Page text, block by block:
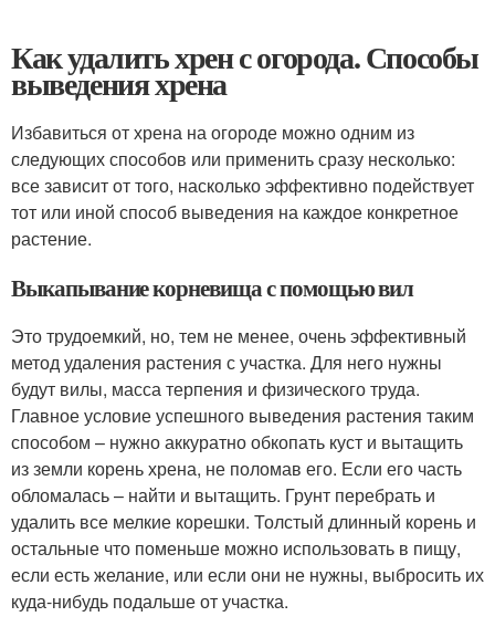
Как удалить хрен с огорода. Способы
выведения хрена
Избавиться от хрена на огороде можно одним из
следующих способов или применить сразу несколько:
все зависит от того, насколько эффективно подействует
тот или иной способ выведения на каждое конкретное
растение.
Выкапывание корневища с помощью вил
Это трудоемкий, но, тем не менее, очень эффективный
метод удаления растения с участка. Для него нужны
будут вилы, масса терпения и физического труда.
Главное условие успешного выведения растения таким
способом – нужно аккуратно обкопать куст и вытащить
из земли корень хрена, не поломав его. Если его часть
обломалась – найти и вытащить. Грунт перебрать и
удалить все мелкие корешки. Толстый длинный корень и
остальные что поменьше можно использовать в пищу,
если есть желание, или если они не нужны, выбросить их
куда-нибудь подальше от участка.